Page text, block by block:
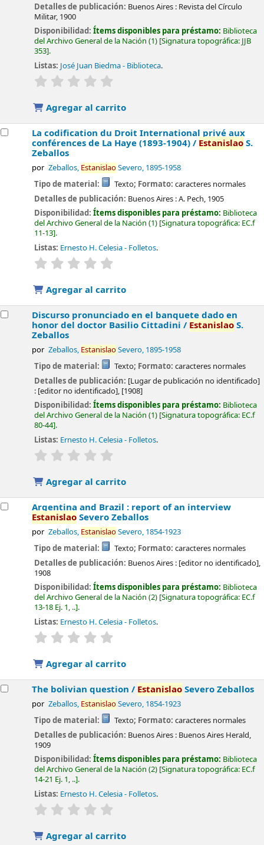
Detalles de publicación: Buenos Aires : Revista del Círculo
Militar, 1900
Disponibilidad:Ítems disponibles para préstamo: Biblioteca
del Archivo General de la Nación (1) Signatura topográfica: JJB
353 .
Listas: José Juan Biedma - Biblioteca.
valoración
Agregar al carrito
La codification du Droit International privé aux
conférences de La Haye (1893-1904) / EstanislaoS.
Zeballos
por Zeballos, EstanislaoSevero, 1895-1958
Tipo de material: Texto; Formato: caracteres normales
Detalles de publicación: Buenos Aires :A. Pech, 1905
Disponibilidad:Ítems disponibles para préstamo: Biblioteca
del Archivo General de la Nación (1) Signatura topográfica: EC.f
11-13 .
Listas: Ernesto H. Celesia - Folletos.
valoración
Agregar al carrito
Discurso pronunciado en el banquete dado en
honor del doctor Basilio Cittadini / EstanislaoS.
Zeballos
por Zeballos, EstanislaoSevero, 1895-1958
Tipo de material: Texto; Formato: caracteres normales
Detalles de publicación: [Lugar de publicación no identificado]
: [editor no identificado], [1908]
Disponibilidad:Ítems disponibles para préstamo: Biblioteca
del Archivo General de la Nación (1) Signatura topográfica: EC.f
80-44 .
Listas: Ernesto H. Celesia - Folletos.
valoración
Agregar al carrito
Argentina and Brazil : report of an interview
EstanislaoSevero Zeballos
por Zeballos, EstanislaoSevero, 1854-1923
Tipo de material: Texto; Formato: caracteres normales
Detalles de publicación: Buenos Aires : [editor no identificado],
1908
Disponibilidad:Ítems disponibles para préstamo: Biblioteca
del Archivo General de la Nación (2) Signatura topográfica: EC.f
13-18 Ej. 1, .. .
Listas: Ernesto H. Celesia - Folletos.
valoración
Agregar al carrito
The bolivian question / EstanislaoSevero Zeballos
por Zeballos, EstanislaoSevero, 1854-1923
Tipo de material: Texto; Formato: caracteres normales
Detalles de publicación: Buenos Aires : Buenos Aires Herald,
1909
Disponibilidad:Ítems disponibles para préstamo: Biblioteca
del Archivo General de la Nación (2) Signatura topográfica: EC.f
14-21 Ej. 1, .. .
Listas: Ernesto H. Celesia - Folletos.
valoración
Agregar al carrito